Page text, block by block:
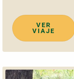
VER
VIAJE